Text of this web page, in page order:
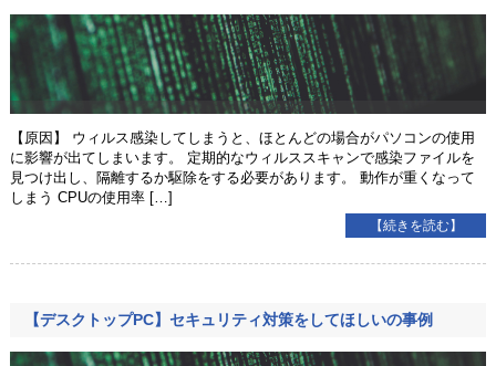
【原因】 ウィルス感染してしまうと、ほとんどの場合がパソコンの使用
に影響が出てしまいます。 定期的なウィルススキャンで感染ファイルを
見つけ出し、隔離するか駆除をする必要があります。 動作が重くなって
しまう CPUの使用率 […]
【続きを読む】
【デスクトップPC】セキュリティ対策をしてほしいの事例